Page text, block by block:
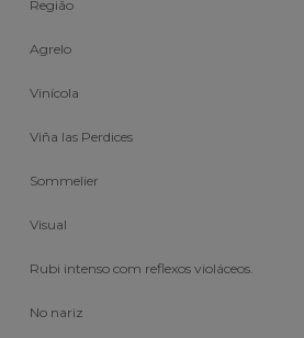
Região
Agrelo
Vinícola
Viña las Perdices
Sommelier
Visual
Rubi intenso com reflexos violáceos.
No nariz